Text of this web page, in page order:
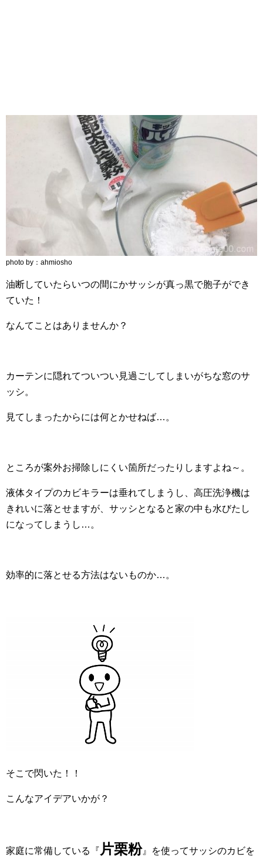
photo by：ahmiosho
油断していたらいつの間にかサッシが真っ黒で胞子ができ
ていた！
なんてことはありませんか？
カーテンに隠れてついつい見過ごしてしまいがちな窓のサ
ッシ。
見てしまったからには何とかせねば…。
ところが案外お掃除しにくい箇所だったりしますよね～。
液体タイプのカビキラーは垂れてしまうし、高圧洗浄機は
きれいに落とせますが、サッシとなると家の中も水びたし
になってしまうし…。
効率的に落とせる方法はないものか…。
そこで閃いた！！
こんなアイデアいかが？
家庭に常備している『 片栗粉』を使ってサッシのカビを